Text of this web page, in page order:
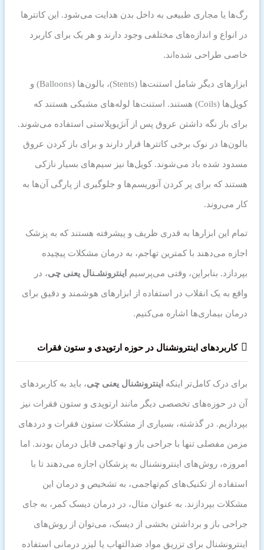
رگ‌ها یا مجاری طبیعی به داخل بدن هدایت می‌شود. این کاتترها
در انواع و اندازه‌های مختلفی وجود دارند و هر یک برای کاربرد
خاصی طراحی شده‌اند.
ابزارهای دیگر شامل استنت‌ها (Stents)، بالون‌ها (Balloons) و
کویل‌ها (Coils) هستند. استنت‌ها لوله‌های مشبکی هستند که
برای باز نگه داشتن عروق پس از آنژیوپلاستی استفاده می‌شوند.
بالون‌ها در نوک برخی کاتترها قرار دارند و برای باز کردن عروق
مسدود شده باد می‌شوند. کویل‌ها نیز سیم‌های بسیار نازکی
هستند که برای پر کردن آنوریسم‌ها و جلوگیری از پارگی آن‌ها به
کار می‌روند.
تمام این ابزارها به قدری ظریف و پیشرفته هستند که به پزشک
اجازه می‌دهند با کمترین تهاجم، به درمان مشکلات پیچیده
بپردازد. بنابراین، وقتی می‌پرسیم اینترونشـنالیعنی چی، در
واقع به یک انقلاب در استفاده از ابزارهای هوشمند و دقیق برای
درمان بیماری‌ها اشاره می‌کنیم.
کاربردهای اینترونشنال در حوزه ارتوپدی و ستون فقرات
برای درک کامل‌تر اینکه اینترونشنال یعنی چی، باید به کاربردهای
آن در حوزه‌های تخصصی دیگر مانند ارتوپدی و ستون فقرات نیز
بپردازیم. در گذشته، بسیاری از مشکلات ستون فقرات و دردهای
مزمن مفصلی تنها با جراحی باز و تهاجمی قابل درمان بودند. اما
امروزه، روش‌های اینترونشنال به پزشکان اجازه می‌دهند تا با
استفاده از تکنیک‌های کم‌تهاجمی، به تشخیص و درمان این
مشکلات بپردازند. به عنوان مثال، در درمان دیسک کمر، به جای
جراحی باز و برداشتن بخشی از دیسک، می‌توان از روش‌های
اینترونشنال برای تزریق مواد ضدالتهاب یا لیزر درمانی استفاده